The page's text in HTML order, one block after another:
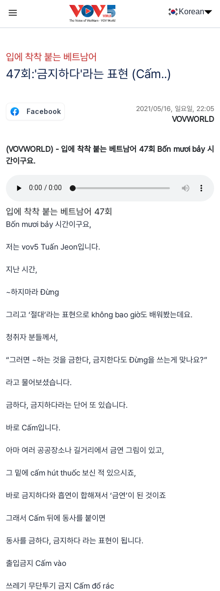
Korean
입에 착착 붙는 베트남어
47회:'금지하다'라는 표현 (Cấm..)
Facebook 2021/05/16, 일요일, 22:05
VOVWORLD
(VOVWORLD) - 입에 착착 붙는 베트남어 47회 Bốn mươi bảy 시
간이구요.
입에 착착 붙는 베트남어 47회
Bốn mươi bảy 시간이구요,
저는 vov5 Tuấn Jeon입니다.
지난 시간,
~하지마라 Đừng
그리고 ‘절대’라는 표현으로 không bao giờ도 배워봤는데요.
청취자 분들께서,
“그러면 ~하는 것을 금한다, 금지한다도 Đừng을 쓰는게 맞나요?”
라고 물어보셨습니다.
금하다, 금지하다라는 단어 또 있습니다.
바로 Cấm입니다.
아마 여러 공공장소나 길거리에서 금연 그림이 있고,
그 밑에 cấm hút thuốc 보신 적 있으시죠,
바로 금지하다와 흡연이 합해져서 ‘금연’이 된 것이죠
그래서 Cấm 뒤에 동사를 붙이면
동사를 금하다, 금지하다 라는 표현이 됩니다.
출입금지 Cấm vào
쓰레기 무단투기 금지 Cấm đổ rác